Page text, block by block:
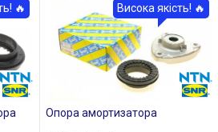
🔥
Опора амортизатора
Висока якість! 🔥